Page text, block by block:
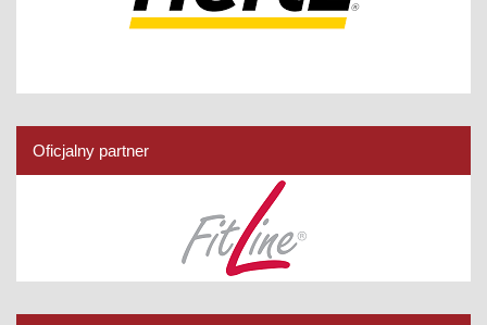
Oficjalny partner